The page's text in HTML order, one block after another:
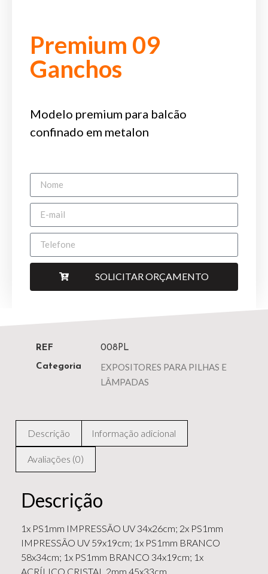
Premium 09
Ganchos
Modelo premium para balcão
confinado em metalon
SOLICITAR ORÇAMENTO
REF 008PL
Categoria
EXPOSITORES PARA PILHAS E
LÂMPADAS
Descrição Informação adicional
Avaliações (0)
Descrição
1x PS1mm IMPRESSÃO UV 34x26cm; 2x PS1mm
IMPRESSÃO UV 59x19cm; 1x PS1mm BRANCO
58x34cm; 1x PS1mm BRANCO 34x19cm; 1x
ACRÍLICO CRISTAL 2mm 45x33cm